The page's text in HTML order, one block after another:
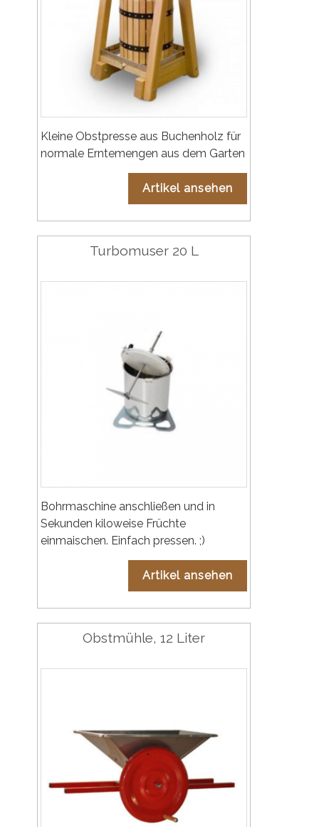
Kleine Obstpresse aus Buchenholz für
normale Erntemengen aus dem Garten
Artikel ansehen
Turbomuser 20 L
Bohrmaschine anschließen und in
Sekunden kiloweise Früchte
einmaischen. Einfach pressen. ;)
Artikel ansehen
Obstmühle, 12 Liter